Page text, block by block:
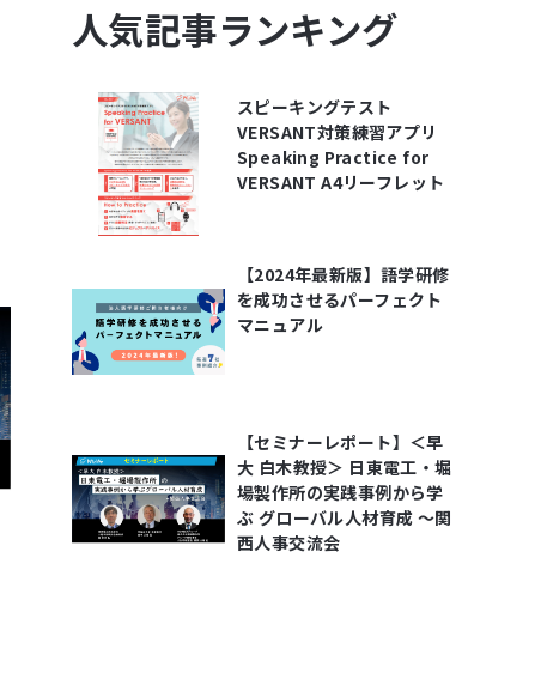
人気記事ランキング
スピーキングテスト
VERSANT対策練習アプリ
Speaking Practice for
VERSANT A4リーフレット
【2024年最新版】語学研修
を成功させるパーフェクト
マニュアル
【セミナーレポート】＜早
大 白木教授＞ 日東電工・堀
場製作所の実践事例から学
ぶ グローバル人材育成 ～関
西人事交流会